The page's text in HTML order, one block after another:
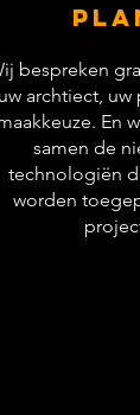
bespreken
uw archtiect, uw
En
samen de
technologiën
worden